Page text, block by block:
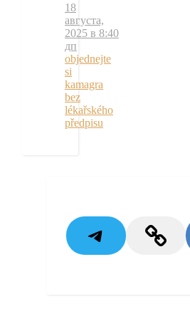
18
августа,
2025 в 8:40
дп
objednejte
si
kamagra
bez
lékařského
předpisu
TelegramLink